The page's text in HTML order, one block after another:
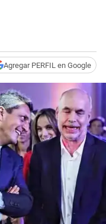
Agregar PERFIL en Google